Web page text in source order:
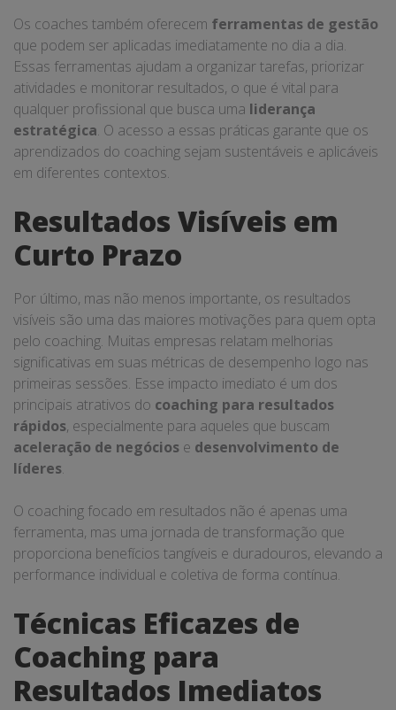
Os coaches também oferecem ferramentas de gestão
que podem ser aplicadas imediatamente no dia a dia.
Essas ferramentas ajudam a organizar tarefas, priorizar
atividades e monitorar resultados, o que é vital para
qualquer profissional que busca uma liderança
estratégica. O acesso a essas práticas garante que os
aprendizados do coaching sejam sustentáveis e aplicáveis
em diferentes contextos.
Resultados Visíveis em
Curto Prazo
Por último, mas não menos importante, os resultados
visíveis são uma das maiores motivações para quem opta
pelo coaching. Muitas empresas relatam melhorias
significativas em suas métricas de desempenho logo nas
primeiras sessões. Esse impacto imediato é um dos
principais atrativos do coaching para resultados
rápidos, especialmente para aqueles que buscam
aceleração de negócios e desenvolvimento de
líderes.
O coaching focado em resultados não é apenas uma
ferramenta, mas uma jornada de transformação que
proporciona benefícios tangíveis e duradouros, elevando a
performance individual e coletiva de forma contínua.
Técnicas Eficazes de
Coaching para
Resultados Imediatos